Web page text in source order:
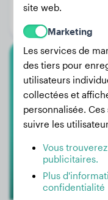
Âge:
site web.
Marketing
Les services de
des tiers pour
utilisateurs
collectées et
personnalisée.
suivre les
Vous
publicitaires.
Plus
confidentialité